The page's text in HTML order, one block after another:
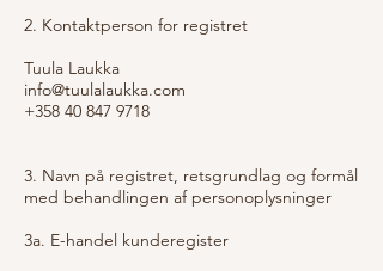
2. Kontaktperson for registret
Tuula Laukka
info@tuulalaukka.com
+358 40 847 9718
3. Navn på registret, retsgrundlag og formål
med behandlingen af personoplysninger
3a. E-handel kunderegister